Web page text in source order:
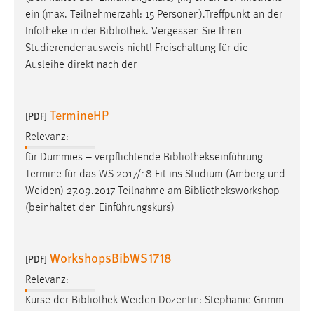
ein (max. Teilnehmerzahl: 15 Personen).Treffpunkt an der
Infotheke in der Bibliothek. Vergessen Sie Ihren
Studierendenausweis nicht! Freischaltung für die
Ausleihe direkt nach der
[PDF] TermineHP
Relevanz:
für Dummies – verpflichtende Bibliothekseinführung
Termine für das WS 2017/18 Fit ins Studium (Amberg und
Weiden) 27.09.2017 Teilnahme am Bibliotheksworkshop
(beinhaltet den Einführungskurs)
[PDF] WorkshopsBibWS1718
Relevanz:
Kurse der Bibliothek Weiden Dozentin: Stephanie Grimm
Conversion-Tracking
Cookie Laufzeit:
_fbp
Anbieter:
Zweck:
3 Monate